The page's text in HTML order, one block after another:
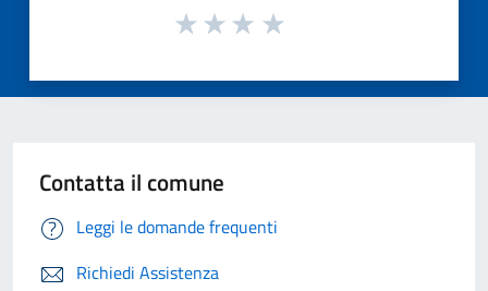
Contatta il comune
Leggi le domande frequenti
Richiedi Assistenza